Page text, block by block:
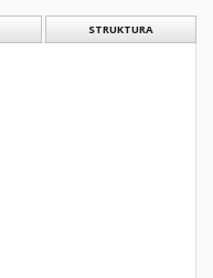
STRUKTURA